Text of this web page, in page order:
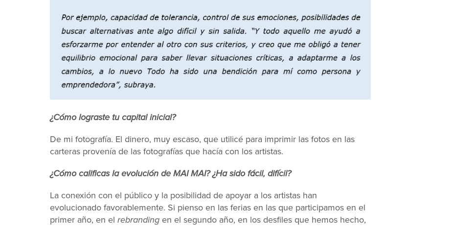
¿Cómo lograste tu capital inicial?
De mi fotografía. El dinero, muy escaso, que utilicé para imprimir las fotos en las
carteras provenía de las fotografías que hacía con los artistas.
¿Cómo calificas la evolución de MAI MAI? ¿Ha sido fácil, difícil?
La conexión con el público y la posibilidad de apoyar a los artistas han
evolucionado favorablemente. Si pienso en las ferias en las que participamos en el
primer año, en el rebranding en el segundo año, en los desfiles que hemos hecho,